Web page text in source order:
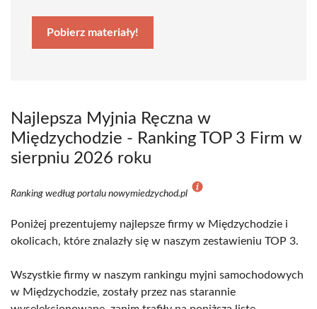
Pobierz materiały!
Najlepsza Myjnia Ręczna w
Międzychodzie - Ranking TOP 3 Firm w
sierpniu 2026 roku
Ranking według portalu nowymiedzychod.pl
Poniżej prezentujemy najlepsze firmy w Międzychodzie i
okolicach, które znalazły się w naszym zestawieniu TOP 3.
Wszystkie firmy w naszym rankingu myjni samochodowych
w Międzychodzie, zostały przez nas starannie